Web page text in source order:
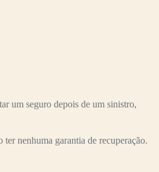
um seguro depois de um sinistro,
nenhuma garantia de recuperação.